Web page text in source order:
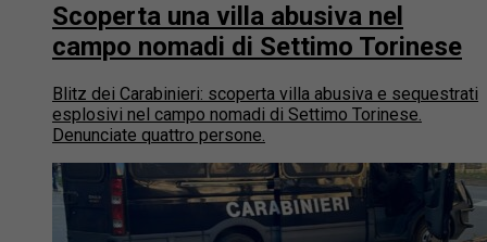
Scoperta una villa abusiva nel
campo nomadi di Settimo Torinese
Blitz dei Carabinieri: scoperta villa abusiva e sequestrati
esplosivi nel campo nomadi di Settimo Torinese.
Denunciate quattro persone.